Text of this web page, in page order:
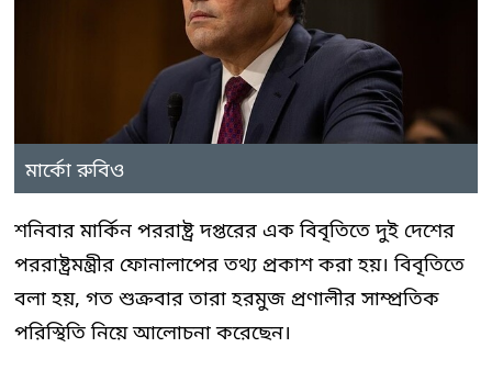
মার্কো রুবিও
শনিবার মার্কিন পররাষ্ট্র দপ্তরের এক বিবৃতিতে দুই দেশের
পররাষ্ট্রমন্ত্রীর ফোনালাপের তথ্য প্রকাশ করা হয়। বিবৃতিতে
বলা হয়, গত শুক্রবার তারা হরমুজ প্রণালীর সাম্প্রতিক
পরিস্থিতি নিয়ে আলোচনা করেছেন।